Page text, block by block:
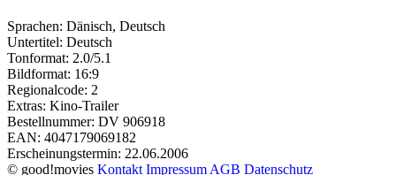
Sprachen: Dänisch, Deutsch
Untertitel: Deutsch
Tonformat: 2.0/5.1
Bildformat: 16:9
Regionalcode: 2
Extras: Kino-Trailer
Bestellnummer: DV 906918
EAN: 4047179069182
Erscheinungstermin: 22.06.2006
© good!movies Kontakt Impressum AGB Datenschutz